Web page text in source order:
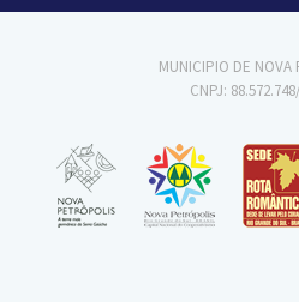
MUNICIPIO DE NOVA
CNPJ: